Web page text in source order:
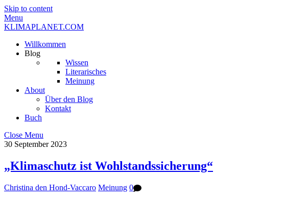
Skip to content
Menu
KLIMAPLANET.COM
Willkommen
Blog
Wissen
Literarisches
Meinung
About
Über den Blog
Kontakt
Buch
Close Menu
30 September 2023
„Klimaschutz ist Wohlstandssicherung“
Christina den Hond-Vaccaro Meinung 0